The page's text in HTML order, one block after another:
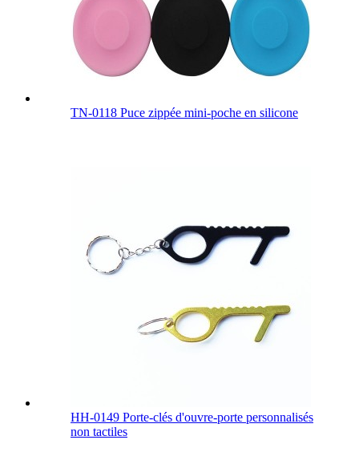
TN-0118 Puce zippée mini-poche en silicone
HH-0149 Porte-clés d'ouvre-porte personnalisés
non tactiles